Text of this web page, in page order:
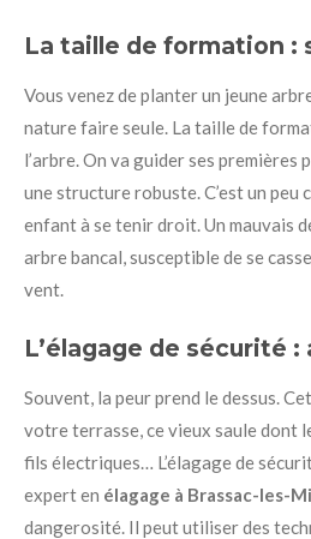
La taille de formation :
Vous venez de planter un jeune
nature faire seule. La taille de
l’arbre. On va guider ses premières
une structure robuste. C’est un peu
enfant à se tenir droit. Un mauvais
arbre bancal, susceptible de se
vent.
L’élagage de sécurité
Souvent, la peur prend le dessus.
votre terrasse, ce vieux saule dont
fils électriques… L’élagage de
expert en élagage à Brassac-les-
dangerosité. Il peut utiliser des